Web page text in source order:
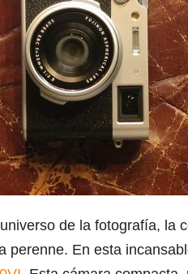
de la fotografía, la
perenne. En esta